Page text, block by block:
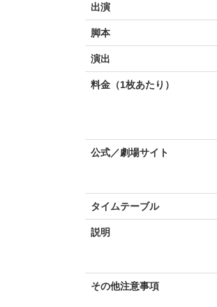
出演
脚本
演出
料金（1枚あたり）
公式／劇場サイト
タイムテーブル
説明
その他注意事項